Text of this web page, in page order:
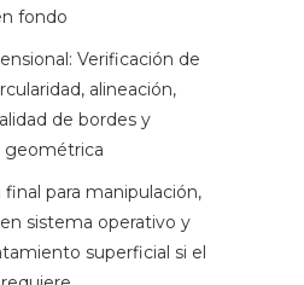
fondo
Verificación de
alineación,
de bordes y
geométrica
final para manipulación,
sistema operativo y
superficial si el